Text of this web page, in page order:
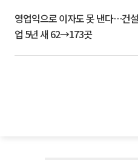
영업익으로 이자도 못 낸다…건
업 5년 새 62→173곳